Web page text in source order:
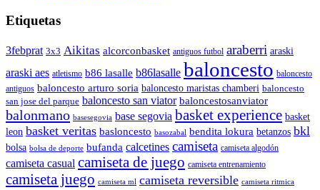
Etiquetas
3febprat 3x3 Aikitas alcorconbasket antiguos futbol araberri araski
araski aes atletismo b86 lasalle b86lasalle baloncesto baloncesto
antiguos baloncesto arturo soria baloncesto maristas chamberi baloncesto
san jose del parque baloncesto san viator baloncestosanviator
balonmano basesegovia base segovia basket experience basket
leon basket veritas basloncesto basozabal bendita lokura betanzos bkl
bolsa bolsa de deporte bufanda calcetines camiseta camiseta algodón
camiseta casual camiseta de juego camiseta entrenamiento
camiseta juego camiseta ml camiseta reversible camiseta ritmica